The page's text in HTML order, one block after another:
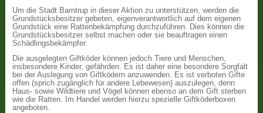
Um die Stadt Barntrup in dieser Aktion zu unterstützen, werden die
Grundstücksbesitzer gebeten, eigenverantwortlich auf dem eigenen
Grundstück eine Rattenbekämpfung durchzuführen. Dies können die
Grundstücksbesitzer selbst machen oder sie beauftragen einen
Schädlingsbekämpfer.
Die ausgelegten Giftköder können jedoch Tiere und Menschen,
insbesondere Kinder, gefährden. Es ist daher eine besondere Sorgfalt
bei der Auslegung von Giftködern anzuwenden. Es ist verboten Gifte
offen (sprich zugänglich für andere Lebewesen) auszulegen, denn
Haus- sowie Wildtiere und Vögel können ebenso an dem Gift sterben
wie die Ratten. Im Handel werden hierzu spezielle Giftköderboxen
angeboten.